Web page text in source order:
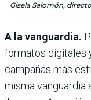
Gisela Salomón,
A la vanguardia.
formatos digita­les
campañas más
misma vanguardia